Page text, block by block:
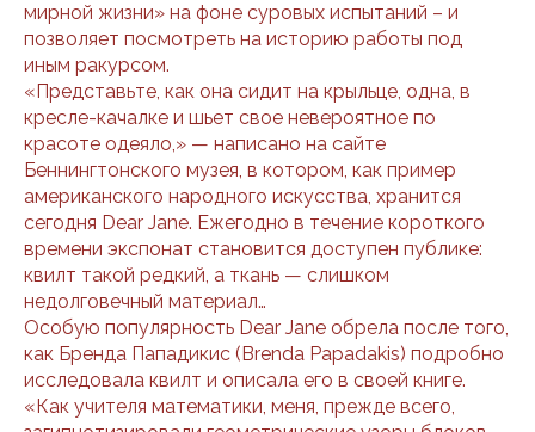
мирной жизни» на фоне суровых испытаний – и
позволяет посмотреть на историю работы под
иным ракурсом.
«Представьте, как она сидит на крыльце, одна, в
кресле-качалке и шьет свое невероятное по
красоте одеяло,» — написано на сайте
Беннингтонского музея, в котором, как пример
американского народного искусства, хранится
сегодня Dear Jane. Ежегодно в течение короткого
времени экспонат становится доступен публике:
квилт такой редкий, а ткань — слишком
недолговечный материал…
Особую популярность Dear Jane обрела после того,
как Бренда Пападикис (Brenda Papadakis) подробно
исследовала квилт и описала его в своей книге.
«Как учителя математики, меня, прежде всего,